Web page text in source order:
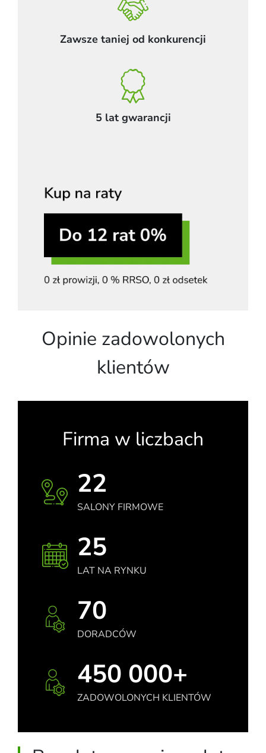
Zawsze taniej od konkurencji
5 lat gwarancji
Opinie zadowolonych
klientów
Firma w liczbach
22
SALONY FIRMOWE
25
LAT NA RYNKU
70
DORADCÓW
450 000+
ZADOWOLONYCH KLIENTÓW